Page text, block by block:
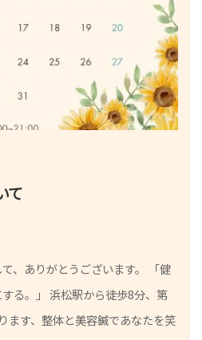
て
、ありがとうございます。 「健
る。」 浜松駅から徒歩8分、第
ます、整体と美容鍼であなたを笑